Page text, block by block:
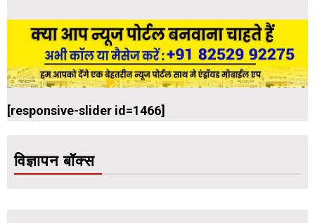
[responsive-slider id=1466]
विज्ञापन बॉक्स